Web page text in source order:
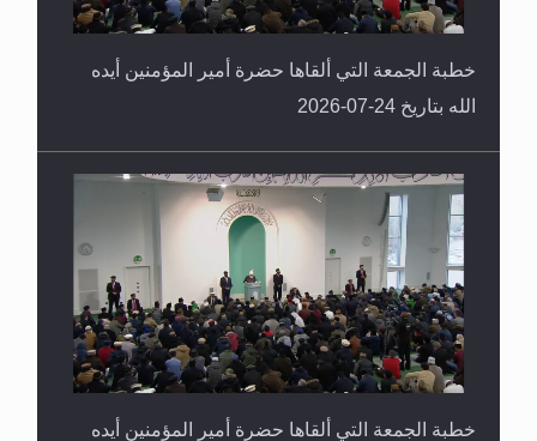
خطبة الجمعة التي ألقاها حضرة أمير المؤمنين أيده
الله بتاريخ 24-07-2026
خطبة الجمعة التي ألقاها حضرة أمير المؤمنين أيده